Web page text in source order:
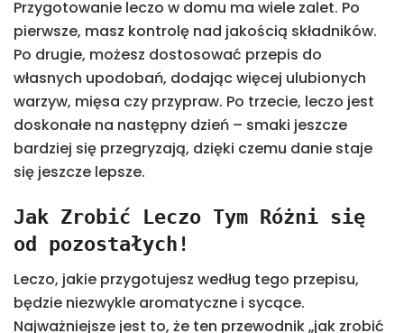
Przygotowanie leczo w domu ma wiele zalet. Po
pierwsze, masz kontrolę nad jakością składników.
Po drugie, możesz dostosować przepis do
własnych upodobań, dodając więcej ulubionych
warzyw, mięsa czy przypraw. Po trzecie, leczo jest
doskonałe na następny dzień – smaki jeszcze
bardziej się przegryzają, dzięki czemu danie staje
się jeszcze lepsze.
Jak Zrobić Leczo Tym Różni się
od pozostałych!
Leczo, jakie przygotujesz według tego przepisu,
będzie niezwykle aromatyczne i sycące.
Najważniejsze jest to, że ten przewodnik „jak zrobić